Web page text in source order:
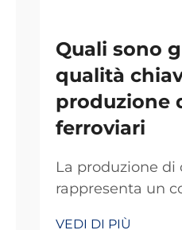
Quali sono
qualità
produzione
ferroviari
La produzione di
rappresenta un
VEDI DI PIÙ